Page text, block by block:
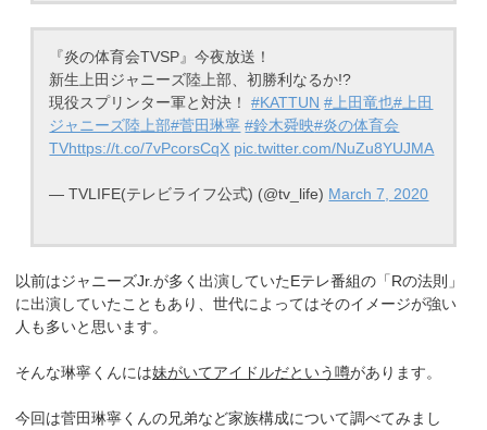
『炎の体育会TVSP』今夜放送！
新生上田ジャニーズ陸上部、初勝利なるか!?
現役スプリンター軍と対決！#KATTUN #上田竜也#上田
ジャニーズ陸上部#菅田琳寧 #鈴木舜映#炎の体育会
TVhttps://t.co/7vPcorsCqX pic.twitter.com/NuZu8YUJMA
— TVLIFE(テレビライフ公式) (@tv_life) March 7, 2020
以前はジャニーズJr.が多く出演していたEテレ番組の「Rの法則」
に出演していたこともあり、世代によってはそのイメージが強い
人も多いと思います。
そんな琳寧くんには妹がいてアイドルだという噂があります。
今回は菅田琳寧くんの兄弟など家族構成について調べてみまし